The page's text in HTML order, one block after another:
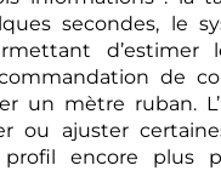
secondes, le
d’estimer
de
un mètre ruban.
ou ajuster
encore plus